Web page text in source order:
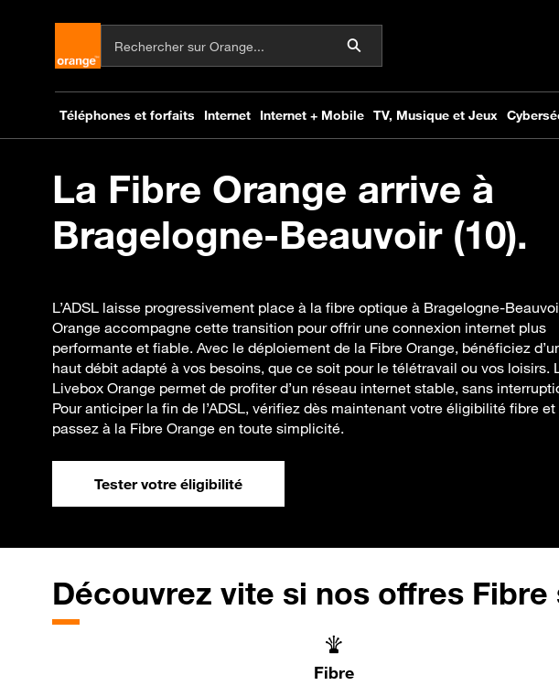
La Fibre Orange arrive à
Bragelogne-Beauvoir (10).
L’ADSL laisse progressivement place à la fibre optique à Bragelogne-
Orange accompagne cette transition pour offrir une connexion internet plus
performante et fiable. Avec le déploiement de la Fibre Orange, bénéficiez
haut débit adapté à vos besoins, que ce soit pour le télétravail ou vos loisirs.
Livebox Orange permet de profiter d’un réseau internet stable, sans
Pour anticiper la fin de l’ADSL, vérifiez dès maintenant votre éligibilité fibre et
passez à la Fibre Orange en toute simplicité.
Tester votre éligibilité
Découvrez vite si nos offres
Fibre